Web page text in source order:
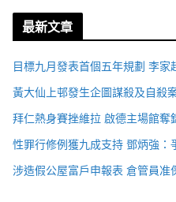
最新文章
目標九月發表首個五年規劃 李
黃大仙上邨發生企圖謀殺及自殺
拜仁熱身賽挫維拉 啟德主場館奪
性罪行修例獲九成支持 鄧炳強：
涉造假公屋富戶申報表 倉管員准